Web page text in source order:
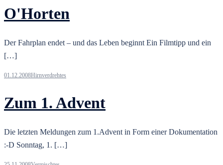
O'Horten
Der Fahrplan endet – und das Leben beginnt Ein Filmtipp und ein
[…]
01.12.2008Hirnverdrehtes
Zum 1. Advent
Die letzten Meldungen zum 1.Advent in Form einer Dokumentation
:-D Sonntag, 1. […]